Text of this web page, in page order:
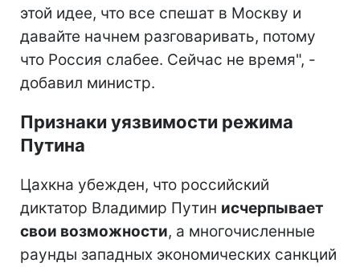
этой идее, что все спешат в Москву и
давайте начнем разговаривать, потому
что Россия слабее. Сейчас не время", -
добавил министр.
Признаки уязвимости режима
Путина
Цахкна убежден, что российский
диктатор Владимир Путин исчерпывает
свои возможности, а многочисленные
раунды западных экономических санкций